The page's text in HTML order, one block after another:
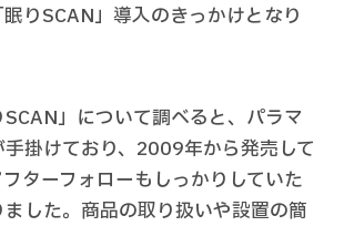
りSCAN」導入のきっかけとなり
」について調べると、パラマ
掛けており、2009年から発売して
ターフォローもしっかりしていた
した。商品の取り扱いや設置の簡